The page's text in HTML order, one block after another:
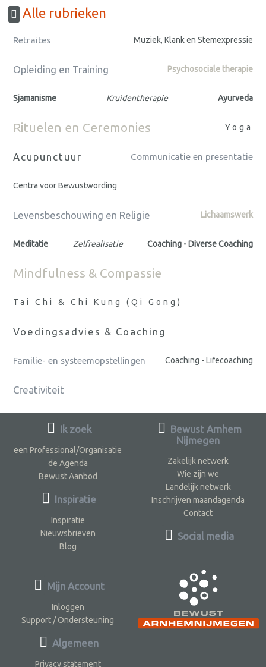
Alle rubrieken
Retraites Muziek, Klank en Stemexpressie
Opleiding en Training Psychosociale therapie
Sjamanisme Kruidentherapie Ayurveda
Rituelen en Ceremonies Yoga
Acupunctuur Communicatie en presentatie
Centra voor Bewustwording
Levensbeschouwing en Religie Lichaamswerk
Meditatie Zelfrealisatie Coaching - Diverse Coaching
Mindfulness & Compassie
Tai Chi & Chi Kung (Qi Gong)
Voedingsadvies & Coaching
Familie- en systeemopstellingen Coaching - Lifecoaching
Creativiteit
Ik zoek
een Professional/Organisatie
de Agenda
Bewust Aanbod
Inspiratie
Inspiratie
Nieuwsbrieven
Blog
Bewust Arnhem
Nijmegen
Zakelijk netwerk
Wie zijn we
Landelijk netwerk
Inschrijven maandagenda
Contact
Social media
Mijn Account
Inloggen
Support / Ondersteuning
Algemeen
Privacy statement